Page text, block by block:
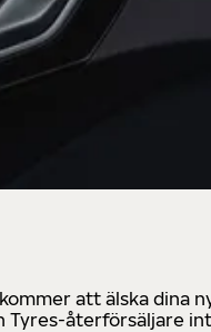
att älska dina
återförsäljare